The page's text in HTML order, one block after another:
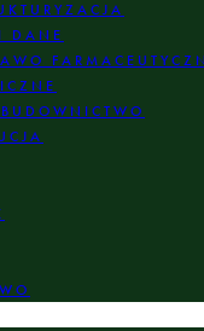
DANE